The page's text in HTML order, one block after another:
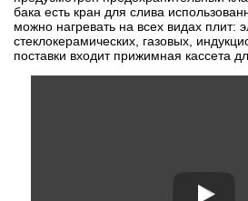
бака есть кран для слива
можно нагревать на всех видах плит:
стеклокерамических, газовых,
поставки входит прижимная кассета